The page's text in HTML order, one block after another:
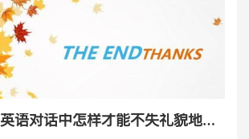
英语对话中怎样才能不失礼貌地打断别人